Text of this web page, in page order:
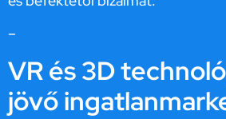
–
VR és 3D
jövő